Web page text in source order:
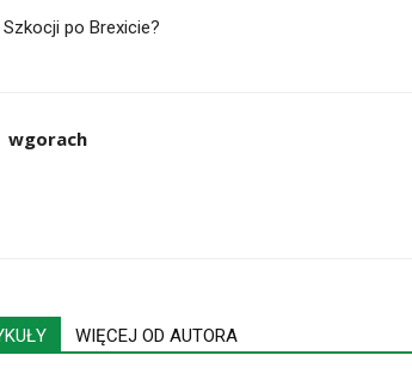
po Brexicie?
wgorach
WIĘCEJ OD AUTORA